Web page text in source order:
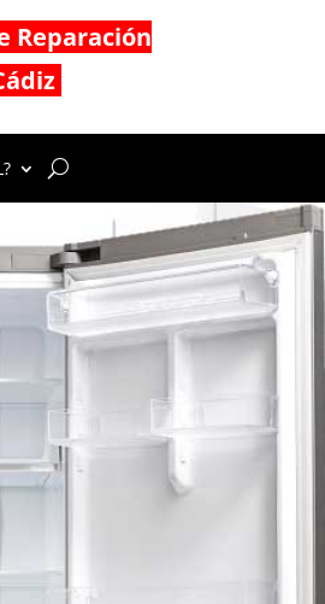
Reparación